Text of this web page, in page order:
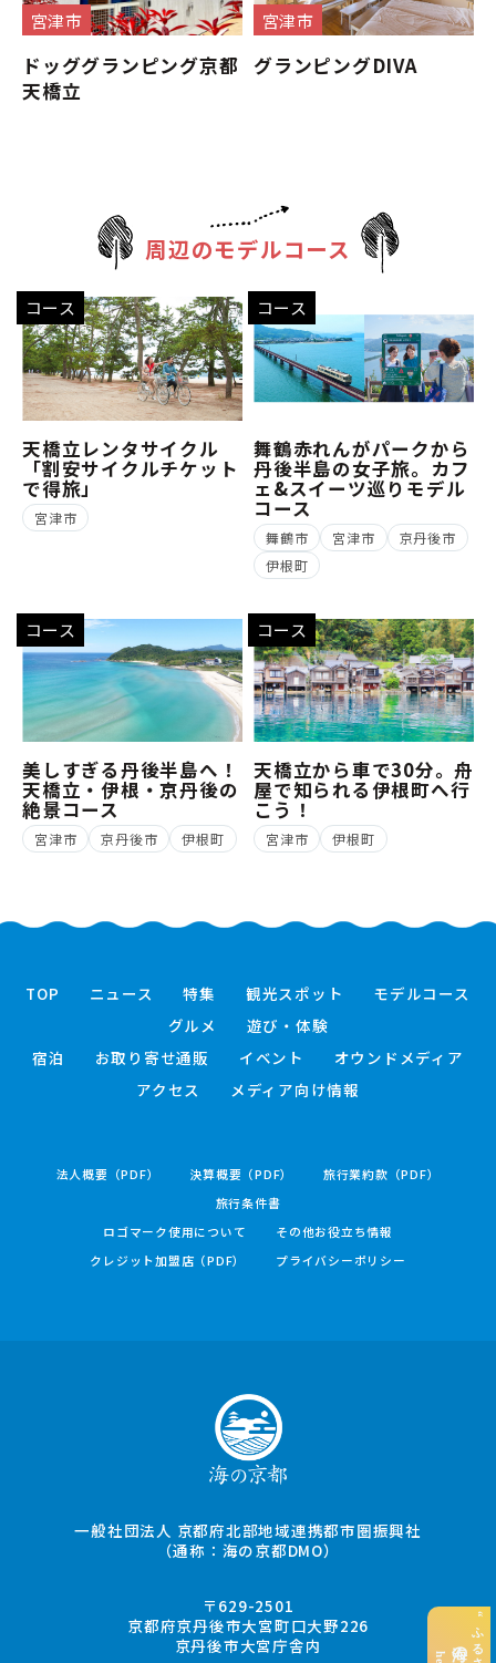
宮津市
ドッググランピング京都
天橋立
宮津市
グランピングDIVA
周辺のモデルコース
コース
天橋立レンタサイクル
「割安サイクルチケット
で得旅」
宮津市
コース
舞鶴赤れんがパークから
丹後半島の女子旅。カフ
ェ&スイーツ巡りモデル
コース
舞鶴市 宮津市
京丹後市
伊根町
コース
美しすぎる丹後半島へ！
天橋立・伊根・京丹後の
絶景コース
宮津市 京丹後市 伊根町
コース
天橋立から車で30分。舟
屋で知られる伊根町へ行
こう！
宮津市 伊根町
TOP ニュース 特集 観光スポット
モデルコース
グルメ
遊び・体験
宿泊
お取り寄せ通販 イベント
オウンドメディア
アクセス
メディア向け情報
法人概要（PDF） 決算概要（PDF）
旅行業約款（PDF）
旅行条件書
ロゴマーク使用について
その他お役立ち情報
クレジット加盟店（PDF）
プライバシーポリシー
一般社団法人 京都府北部地域連携都市圏振興社
（通称：海の京都DMO）
〒629-2501
京都府京丹後市大宮町口大野226
京丹後市大宮庁舎内